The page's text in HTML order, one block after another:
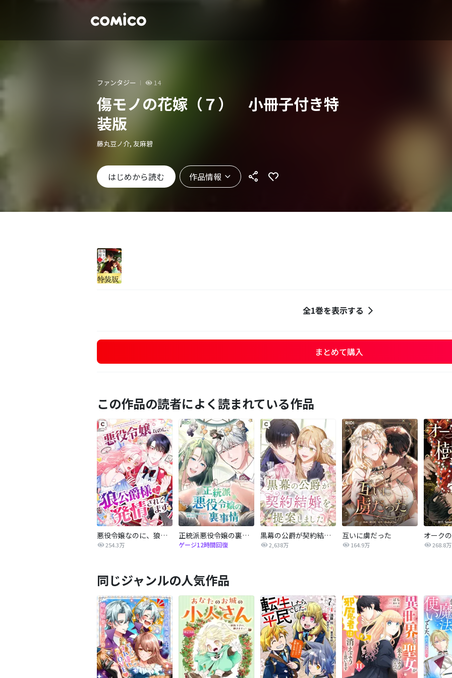
ファンタジー 14
傷モノの花嫁（７） 小冊子付き特
装版
藤丸豆ノ介, 友麻碧
はじめから読む 作品情報
全1巻を表示する
まとめて購入
この作品の読者によく読まれている作品
悪役令嬢なのに、狼公爵様に発情されてます
254.3万
正統派悪役令嬢の裏事情
ゲージ12時間回復
黒幕の公爵が契約結婚を提案しました
2,638万
互いに虜だった
164.9万
オーク
268.8万
同じジャンルの人気作品